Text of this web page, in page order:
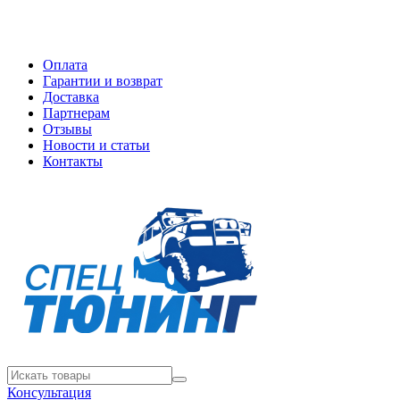
Оплата
Гарантии и возврат
Доставка
Партнерам
Отзывы
Новости и статьи
Контакты
Консультация